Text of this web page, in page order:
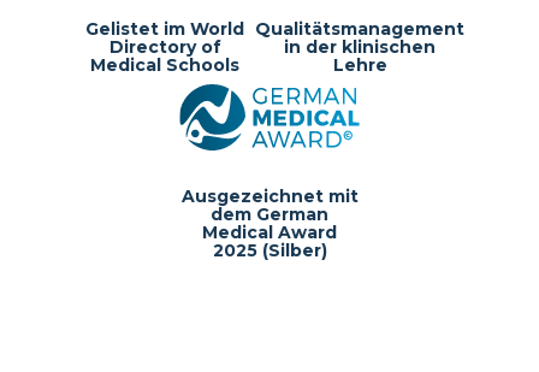
Gelistet im World
Directory of
Medical Schools
Qualitätsmanagement
in der klinischen
Lehre
Ausgezeichnet mit
dem German
Medical Award
2025 (Silber)